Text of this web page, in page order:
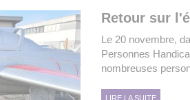
Retour sur
Le 20 novembre,
Personnes
nombreuses
LIRE LA SUITE